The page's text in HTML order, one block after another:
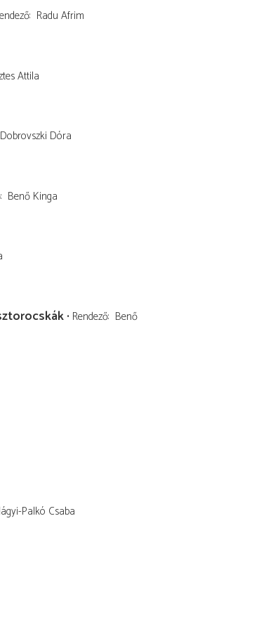
Radu Afrim
Attila
Dobrovszki Dóra
Benő Kinga
Rendező Benő
Palkó Csaba